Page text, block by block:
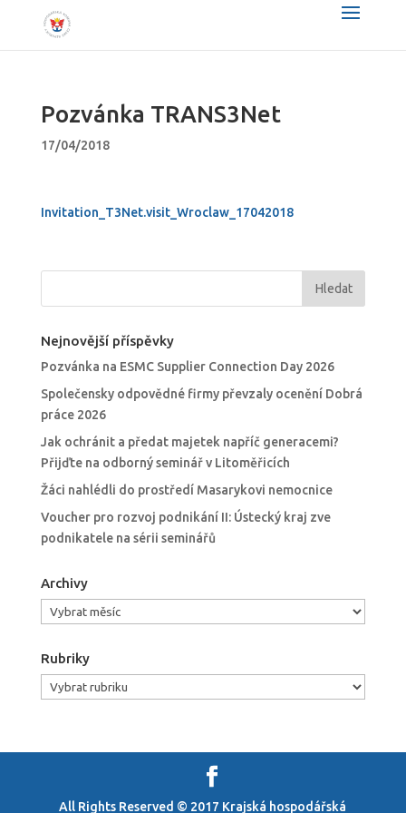
Pozvánka TRANS3Net
17/04/2018
Invitation_T3Net.visit_Wroclaw_17042018
Nejnovější příspěvky
Pozvánka na ESMC Supplier Connection Day 2026
Společensky odpovědné firmy převzaly ocenění Dobrá
práce 2026
Jak ochránit a předat majetek napříč generacemi?
Přijďte na odborný seminář v Litoměřicích
Žáci nahlédli do prostředí Masarykovi nemocnice
Voucher pro rozvoj podnikání II: Ústecký kraj zve
podnikatele na sérii seminářů
Archivy
Archivy
Rubriky
Rubriky
All Rights Reserved © 2017 Krajská hospodářská